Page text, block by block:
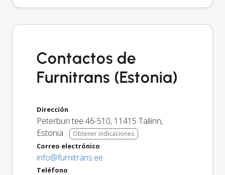
Contactos de
Furnitrans (Estonia)
Dirección
Peterburi tee 46-510, 11415 Tallinn,
Estonia
Obtener indicaciones
Correo electrónico
info@furnitrans.ee
Teléfono